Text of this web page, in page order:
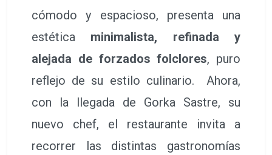
cómodo y espacioso, presenta una
estética minimalista, refinada y
alejada de forzados folclores, puro
reflejo de su estilo culinario. Ahora,
con la llegada de Gorka Sastre, su
nuevo chef, el restaurante invita a
recorrer las distintas gastronomías